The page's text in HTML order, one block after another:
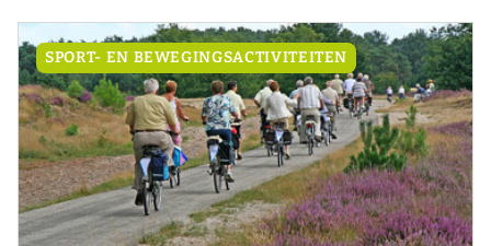
SPORT- EN BEWEGINGSACTIVITEITEN